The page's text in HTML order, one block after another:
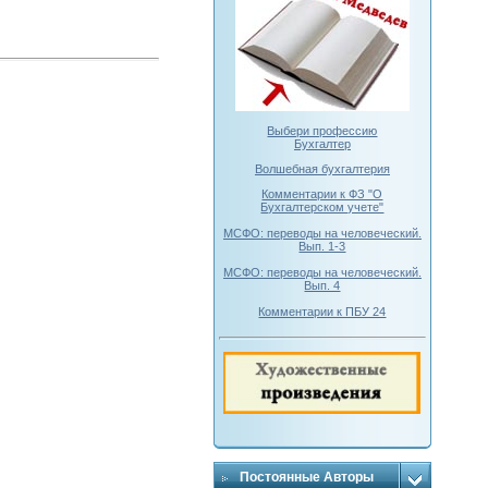
Выбери профессию
Бухгалтер
Волшебная бухгалтерия
Комментарии к ФЗ "О
Бухгалтерском учете"
МСФО: переводы на человеческий.
Вып. 1-3
МСФО: переводы на человеческий.
Вып. 4
Комментарии к ПБУ 24
Постоянные Авторы